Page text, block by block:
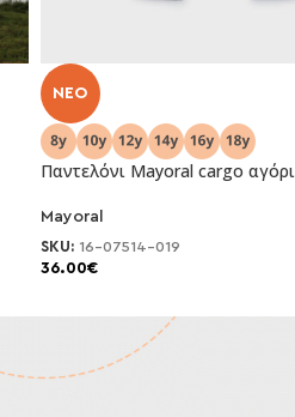
NEO
Παντελόνι Mayoral cargo αγόρι
Mayoral
SKU: 16-07514-019
36.00€